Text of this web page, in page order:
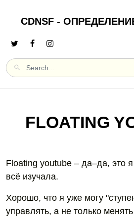
CDNSF -
FLOATING
Floating youtube – да–да, это
всё изучала.
Хорошо, что я уже могу
управлять, а не только менять